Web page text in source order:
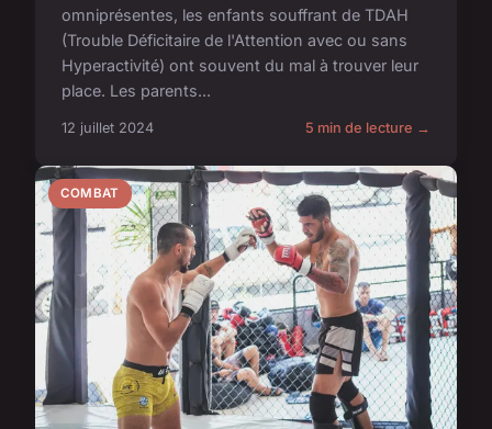
omniprésentes, les enfants souffrant de TDAH
(Trouble Déficitaire de l'Attention avec ou sans
Hyperactivité) ont souvent du mal à trouver leur
place. Les parents...
12 juillet 2024 5 min de lecture →
COMBAT